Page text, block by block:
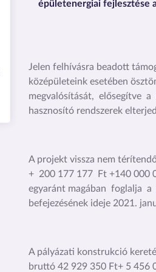
épületenergiai fejlesztése
Jelen felhívásra beadott
középületeink esetében
megvalósítását, elősegítve a
hasznosító rendszerek
A projekt vissza nem
+ 200 177 177 Ft +140
egyaránt magában foglalja a
befejezésének ideje 2021.
A pályázati konstrukció
bruttó 42 929 350 Ft+ 5 456